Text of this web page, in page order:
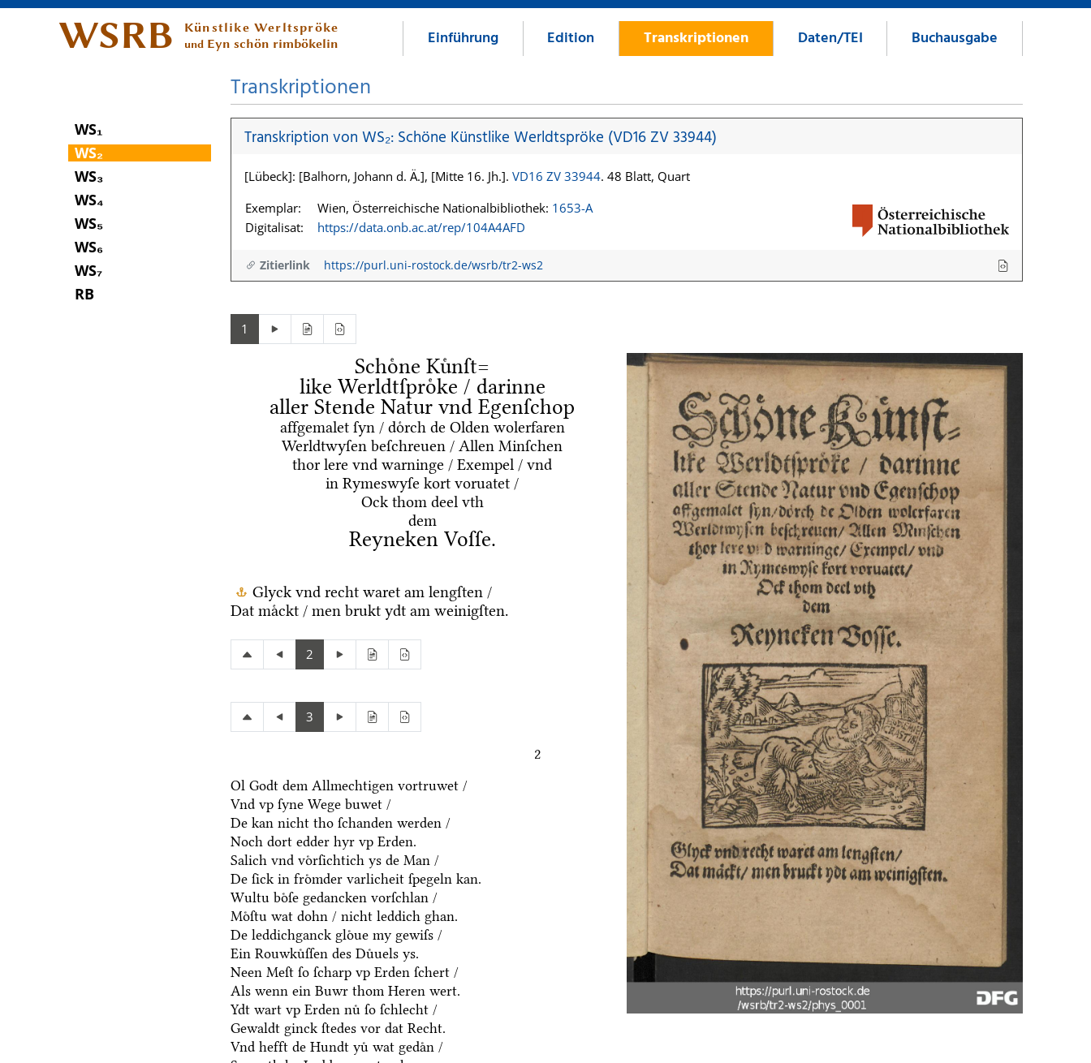
WSRB Künstlike Werltspröke
und Eyn schön rimbökelin Einführung Edition Transkriptionen Daten/TEI Buchausgabe
WS₁
WS₂
WS₃
WS₄
WS₅
WS₆
WS₇
RB
Transkriptionen
Transkription von WS₂: Schöne Künstlike Werldtspröke (VD16 ZV 33944)
[Lübeck]: [Balhorn, Johann d. Ä.], [Mitte 16. Jh.]. VD16 ZV 33944. 48 Blatt, Quart
Exemplar:
Wien, Österreichische Nationalbibliothek: 1653-A
Digitalisat:
https://data.onb.ac.at/rep/104A4AFD
Zitierlink https://purl.uni-rostock.de/wsrb/tr2-ws2
1
Schoͤne Kuͤnſt=
like Werldtſproͤke / darinne
aller Stende Natur vnd Egenſchop
affgemalet ſyn / doͤrch de Olden wolerfaren
Werldtwyſen beſchreuen / Allen Minſchen
thor lere vnd warninge / Exempel / vnd
in Rymeswyſe kort voruatet /
Ock thom deel vth
dem
Reyneken Voſſe.
Glyck vnd recht waret am lengſten /
Dat maͤckt / men brukt ydt am weinigſten.
2
3
2
Ol Godt dem Allmechtigen vortruwet /
Vnd vp ſyne Wege buwet /
De kan nicht tho ſchanden werden /
Noch dort edder hyr vp Erden.
Salich vnd voͤrſichtich ys de Man /
De ſick in froͤmder varlicheit ſpegeln kan.
Wultu boͤſe gedancken vorſchlan /
Moͤſtu wat dohn / nicht leddich ghan.
De leddichganck gloͤue my gewiſs /
Ein Rouwkuͤſſen des Duͤuels ys.
Neen Meſt ſo ſcharp vp Erden ſchert /
Als wenn ein Buwr thom Heren wert.
Ydt wart vp Erden nuͤ ſo ſchlecht /
Gewaldt ginck ſtedes vor dat Recht.
Vnd hefft de Hundt yuͤ wat gedaͤn /